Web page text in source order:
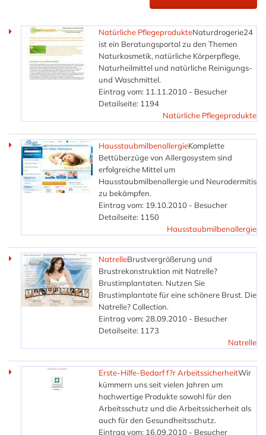
Natürliche PflegeprodukteNaturdrogerie24
ist ein Beratungsportal zu den Themen
Naturkosmetik, natürliche Körperpflege,
Naturheilmittel und natürliche Reinigungs-
und Waschmittel.
Eintrag vom: 11.11.2010 - Besucher
Detailseite: 1194
Natürliche Pflegeprodukte
HausstaubmilbenallergieKomplette
Bettüberzüge von Allergosystem sind
erfolgreiche Mittel um
Hausstaubmilbenallergie und Neurodermitis
zu bekämpfen.
Eintrag vom: 19.10.2010 - Besucher
Detailseite: 1150
Hausstaubmilbenallergie
NatrelleBrustvergrößerung und
Brustrekonstruktion mit Natrelle?
Brustimplantaten. Nutzen Sie
Brustimplantate für eine schönere Brust. Die
Natrelle? Collection.
Eintrag vom: 28.09.2010 - Besucher
Detailseite: 1173
Natrelle
Erste-Hilfe-Bedarf f?r ArbeitssicherheitWir
kümmern uns seit vielen Jahren um
hochwertige Produkte sowohl für den
Arbeitsschutz und die Arbeitssicherheit als
auch für den Gesundheitsschutz.
Eintrag vom: 16.09.2010 - Besucher